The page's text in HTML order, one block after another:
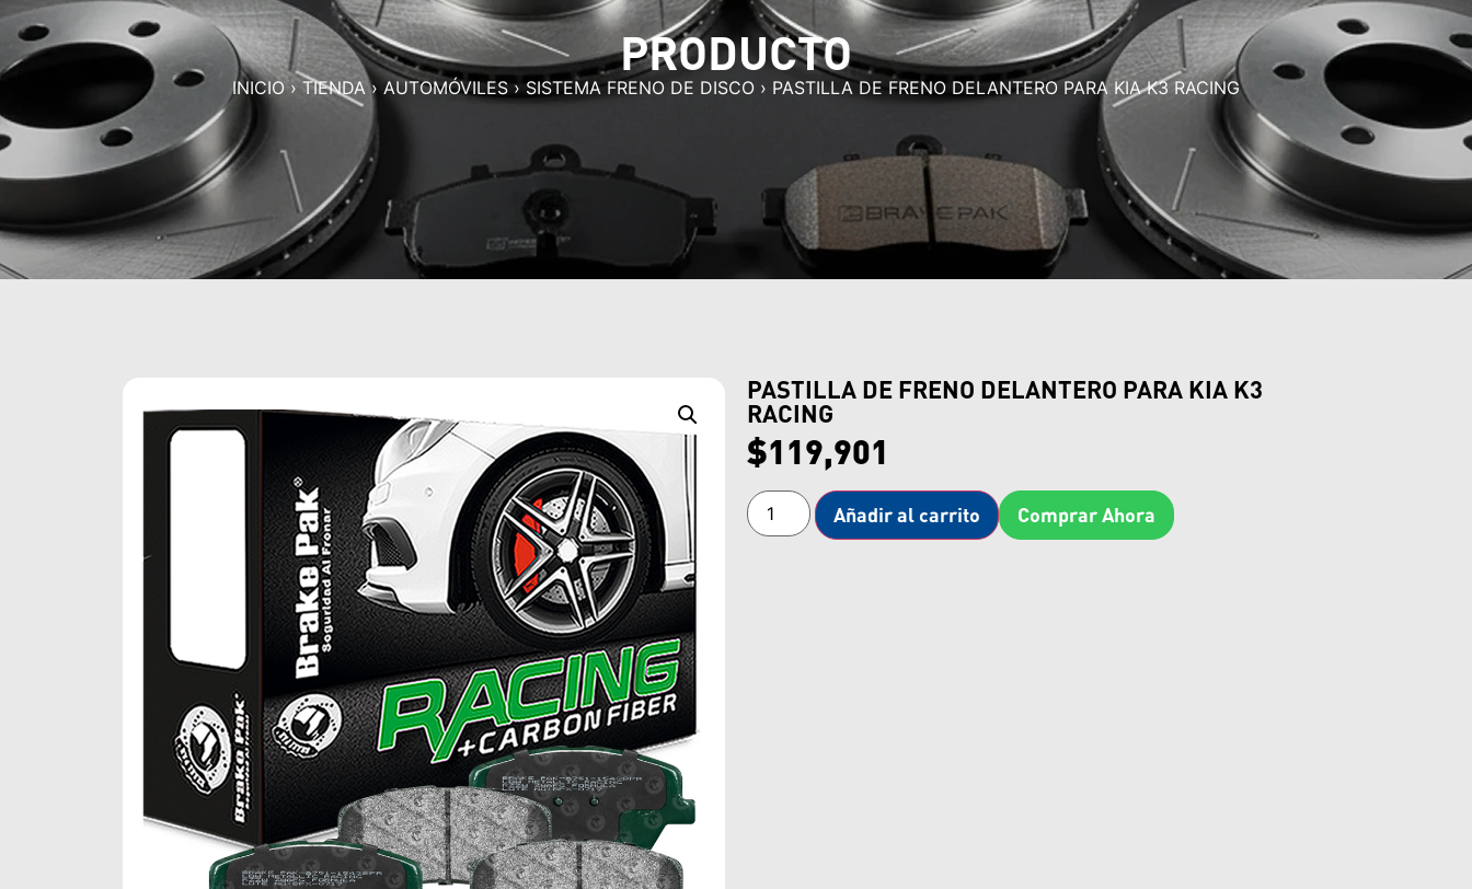
PRODUCTO
INICIO›TIENDA› AUTOMÓVILES› SISTEMA FRENO DE DISCO › PASTILLA DE FRENO DELANTERO PARA KIA K3 RACING
PASTILLA DE FRENO DELANTERO PARA KIA K3
RACING
$119,901
Añadir al carrito Comprar Ahora